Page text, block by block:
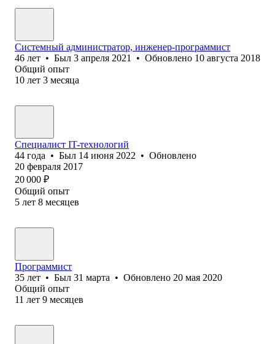
Системный администратор, инженер-программист
46 лет • Был 3 апреля 2021 • Обновлено 10 августа 2018
Общий опыт
10 лет 3 месяца
Специалист IT-технологий
44 года • Был 14 июня 2022 • Обновлено
20 февраля 2017
20 000 ₽
Общий опыт
5 лет 8 месяцев
Программист
35 лет • Был 31 марта • Обновлено 20 мая 2020
Общий опыт
11 лет 9 месяцев